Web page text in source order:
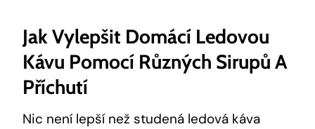
Jak Vylepšit Domácí Ledovou
Kávu Pomocí Různých Sirupů A
Příchutí
Nic není lepší než studená ledová káva